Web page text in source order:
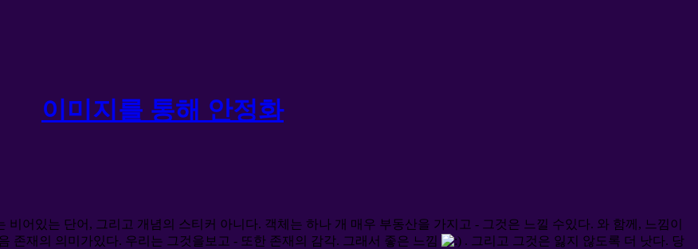
이미지를 통해 안정화
어있는 단어, 그리고 개념의 스티커 아니다. 객체는 하나 개 매우 부동산을 가지고 - 그것은 느낄 수있다. 와 함께, 느낌이
존재의 의미가있다. 우리는 그것을보고 - 또한 존재의 감각. 그래서 좋은 느낌
. 그리고 그것은 잃지 않도록 더 낫다. 당